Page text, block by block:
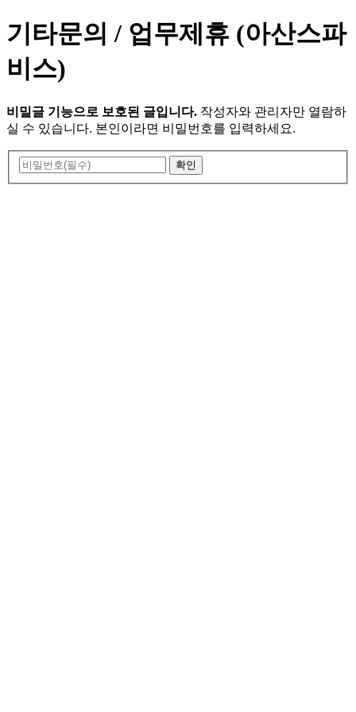
기타문의 / 업무제휴 (아산스파
비스)
비밀글 기능으로 보호된 글입니다. 작성자와 관리자만 열람하
실 수 있습니다. 본인이라면 비밀번호를 입력하세요.